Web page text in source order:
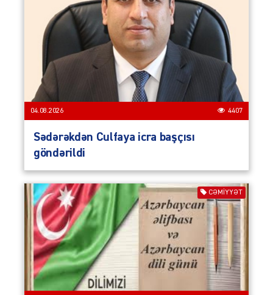
04.08.2026 4407
Sədərəkdən Culfaya icra başçısı
göndərildi
CƏMIYYƏT